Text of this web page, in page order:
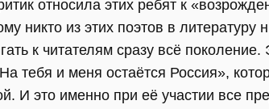
относила этих ребят к
никто из этих поэтов в
к читателям сразу всё
тебя и меня остаётся Россия»,
И это именно при её участии все